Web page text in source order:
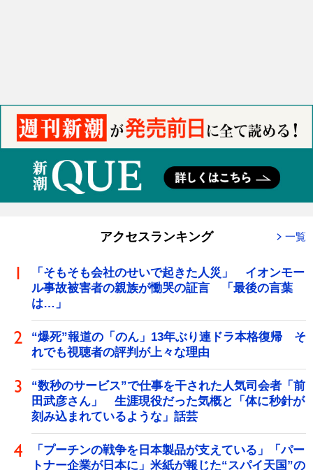
アクセスランキング 一覧
「そもそも会社のせいで起きた人災」 イオンモー
ル事故被害者の親族が慟哭の証言 「最後の言葉
は…」
“爆死”報道の「のん」13年ぶり連ドラ本格復帰 そ
れでも視聴者の評判が上々な理由
“数秒のサービス”で仕事を干された人気司会者「前
田武彦さん」 生涯現役だった気概と「体に秒針が
刻み込まれているような」話芸
「プーチンの戦争を日本製品が支えている」「パー
トナー企業が日本に」米紙が報じた“スパイ天国”の